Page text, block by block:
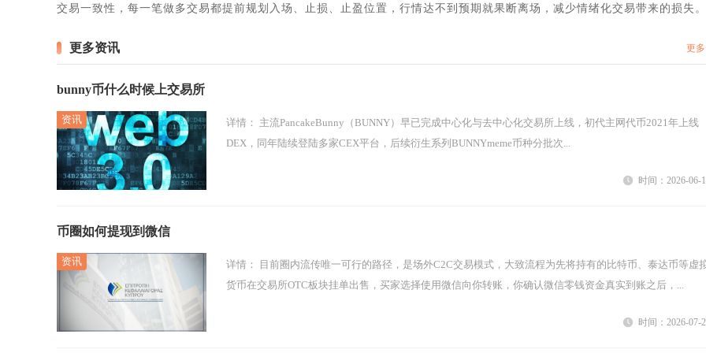
交易一致性，每一笔做多交易都提前规划入场、止损、止盈位置，行情达不到预期就果断离场，减少情绪化交易带来的损失。
更多资讯 更
bunny币什么时候上交易所
详情：
DEX，同年陆续登陆多家CEX平台，后续衍生系列BUNNYmeme币种分批次...
时间：2026-06-
币圈如何提现到微信
详情：
货币在交易所OTC板块挂单出售，买家选择使用微信向你转账，你确认微信零钱资金真实到账之后，...
时间：2026-07-